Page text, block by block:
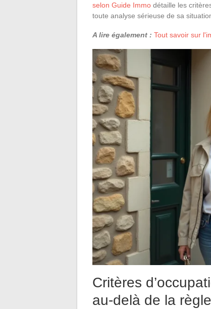
selon Guide Immo détaille les
toute analyse sérieuse de sa
A lire également : Tout savoir sur
Critères
au-delà de la